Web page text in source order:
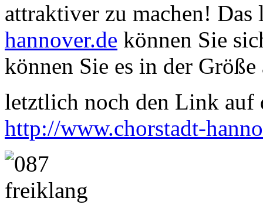
attraktiver zu machen! Das
hannover.de können Sie
können Sie es in der
letztlich noch den Link auf
http://www.chorstadt-